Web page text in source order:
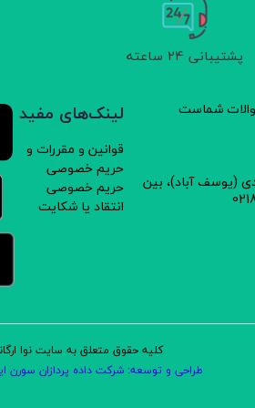
و سموم شیمیایی درمزارع خود
پشتیبانی 24 ساعته
شماست
(یوسف آباد)، بین
لینک‌های مفید
قوانین و مقررات و
حریم خصوصی
حریم خصوصی
انتقاد یا شکایت
کلیه حقوق متعلق به سایت نوا
طراحی و توسعه: شرکت داده پردازان سورن